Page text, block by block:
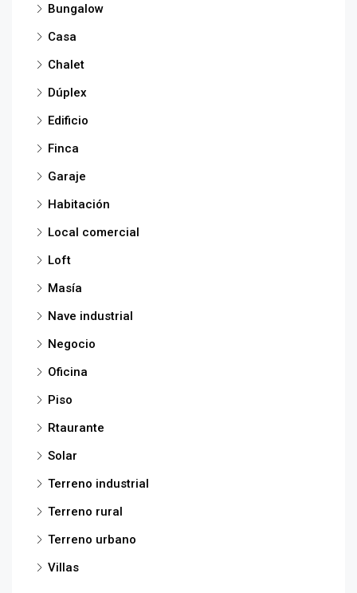
Bungalow
Casa
Chalet
Dúplex
Edificio
Finca
Garaje
Habitación
Local comercial
Loft
Masía
Nave industrial
Negocio
Oficina
Piso
Rtaurante
Solar
Terreno industrial
Terreno rural
Terreno urbano
Villas